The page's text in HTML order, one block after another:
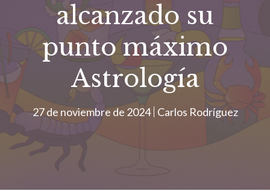
alcanzado su
punto máximo
Astrología
27 de noviembre de 2024 Carlos Rodríguez